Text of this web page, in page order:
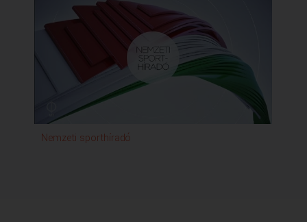
Nemzeti sporthíradó